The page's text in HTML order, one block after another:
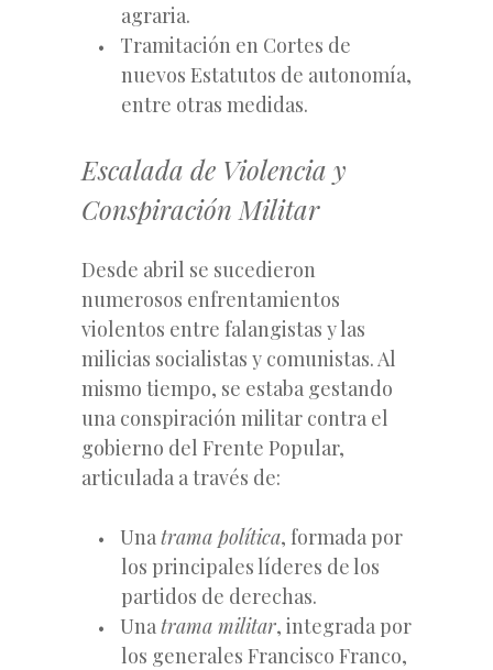
agraria.
Tramitación en Cortes de
nuevos Estatutos de autonomía,
entre otras medidas.
Escalada de Violencia y
Conspiración Militar
Desde abril se sucedieron
numerosos enfrentamientos
violentos entre falangistas y las
milicias socialistas y comunistas. Al
mismo tiempo, se estaba gestando
una conspiración militar contra el
gobierno del Frente Popular,
articulada a través de:
Unatrama política, formada por
los principales líderes de los
partidos de derechas.
Unatrama militar, integrada por
los generales Francisco Franco,